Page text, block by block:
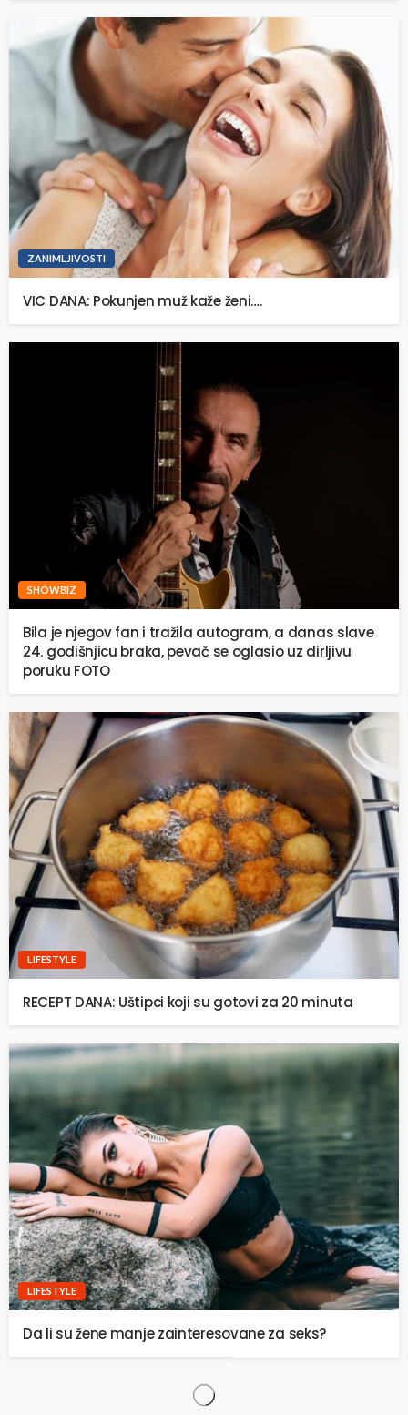
ZANIMLJIVOSTI
VIC DANA: Pokunjen muž kaže ženi….
SHOWBIZ
Bila je njegov fan i tražila autogram, a danas slave
24. godišnjicu braka, pevač se oglasio uz dirljivu
poruku FOTO
LIFESTYLE
RECEPT DANA: Uštipci koji su gotovi za 20 minuta
LIFESTYLE
Da li su žene manje zainteresovane za seks?